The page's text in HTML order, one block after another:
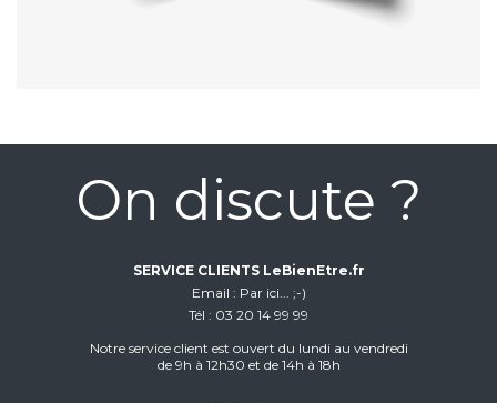
On discute ?
SERVICE CLIENTS LeBienEtre.fr
Email
Par ici... ;-)
Tél
03 20 14 99 99
Notre service client est ouvert du lundi au vendredi
de 9h à 12h30 et de 14h à 18h